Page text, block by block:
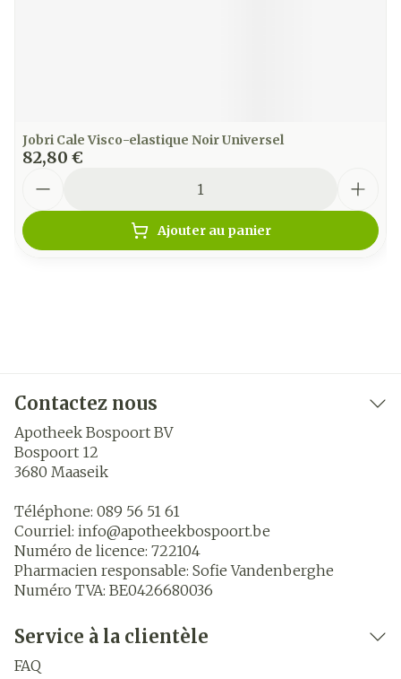
Jobri Cale Visco-elastique Noir Universel
82,80 €
Ajouter au panier
Contactez nous
Apotheek Bospoort BV
Bospoort 12
3680 Maaseik
Téléphone: 089 56 51 61
Courriel: info@apotheekbospoort.be
Numéro de licence: 722104
Pharmacien responsable: Sofie Vandenberghe
Numéro TVA: BE0426680036
Service à la clientèle
FAQ